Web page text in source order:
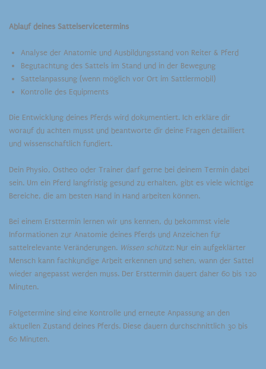
Ablauf deines Sattelservicetermins
Analyse der Anatomie und Ausbildungsstand von Reiter & Pferd
Begutachtung des Sattels im Stand und in der Bewegung
Sattelanpassung (wenn möglich vor Ort im Sattlermobil)
Kontrolle des Equipments
Die Entwicklung deines Pferds wird dokumentiert. Ich erkläre dir
worauf du achten musst und beantworte dir deine Fragen detailliert
und wissenschaftlich fundiert.
Dein Physio, Ostheo oder Trainer darf gerne bei deinem Termin dabei
sein. Um ein Pferd langfristig gesund zu erhalten, gibt es viele wichtige
Bereiche, die am besten Hand in Hand arbeiten können.
Bei einem Ersttermin lernen wir uns kennen, du bekommst viele
Informationen zur Anatomie deines Pferds und Anzeichen für
sattelrelevante Veränderungen. Wissen schützt: Nur ein aufgeklärter
Mensch kann fachkundige Arbeit erkennen und sehen, wann der Sattel
wieder angepasst werden muss. Der Ersttermin dauert daher 60 bis 120
Minuten.
Folgetermine sind eine Kontrolle und erneute Anpassung an den
aktuellen Zustand deines Pferds. Diese dauern durchschnittlich 30 bis
60 Minuten.